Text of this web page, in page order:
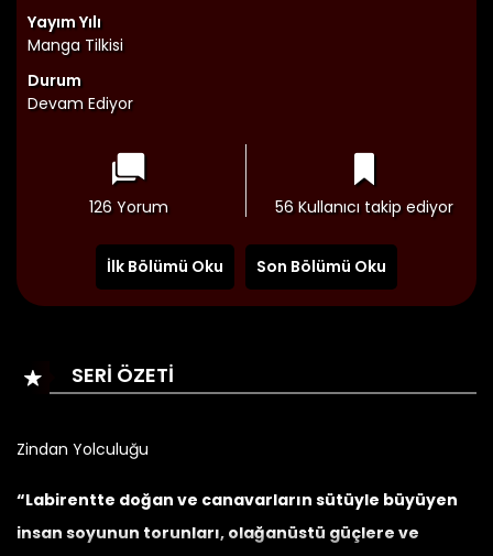
Yayım Yılı
Manga Tilkisi
Durum
Devam Ediyor
126 Yorum 56 Kullanıcı takip ediyor
İlk Bölümü Oku Son Bölümü Oku
SERI ÖZETI
Zindan Yolculuğu
“Labirentte doğan ve canavarların sütüyle büyüyen
insan soyunun torunları, olağanüstü güçlere ve